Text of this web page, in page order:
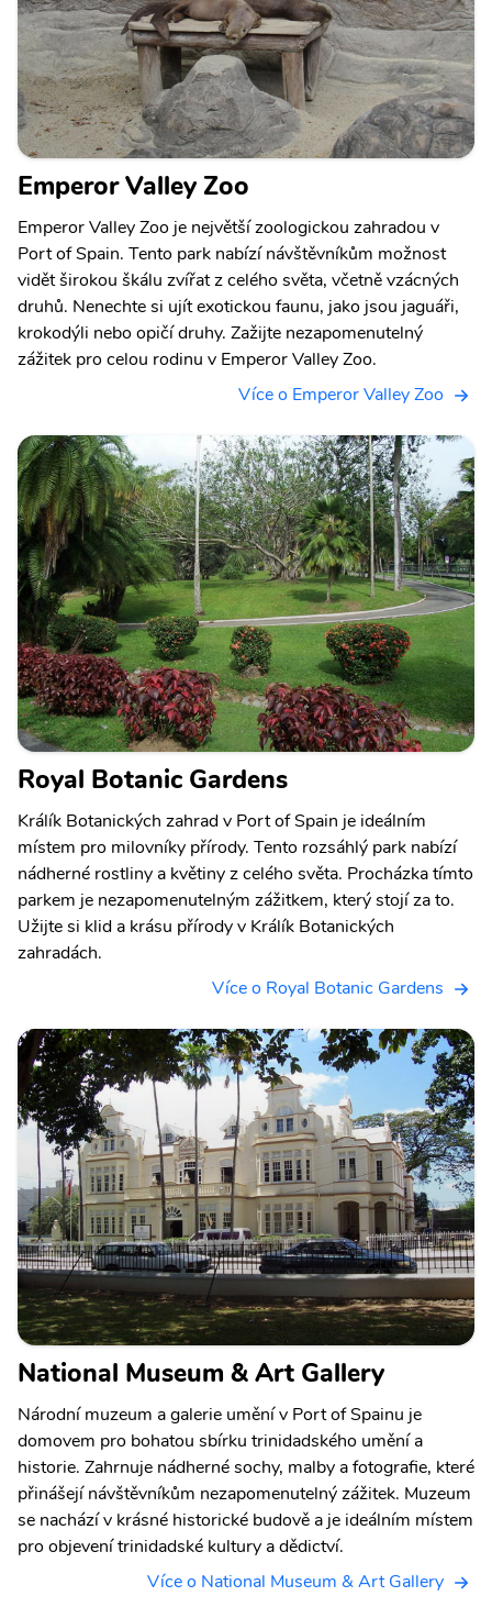
Emperor Valley Zoo
Emperor Valley Zoo je největší zoologickou zahradou v
Port of Spain. Tento park nabízí návštěvníkům možnost
vidět širokou škálu zvířat z celého světa, včetně vzácných
druhů. Nenechte si ujít exotickou faunu, jako jsou jaguáři,
krokodýli nebo opičí druhy. Zažijte nezapomenutelný
zážitek pro celou rodinu v Emperor Valley Zoo.
Více o Emperor Valley Zoo
Royal Botanic Gardens
Králík Botanických zahrad v Port of Spain je ideálním
místem pro milovníky přírody. Tento rozsáhlý park nabízí
nádherné rostliny a květiny z celého světa. Procházka tímto
parkem je nezapomenutelným zážitkem, který stojí za to.
Užijte si klid a krásu přírody v Králík Botanických
zahradách.
Více o Royal Botanic Gardens
National Museum & Art Gallery
Národní muzeum a galerie umění v Port of Spainu je
domovem pro bohatou sbírku trinidadského umění a
historie. Zahrnuje nádherné sochy, malby a fotografie, které
přinášejí návštěvníkům nezapomenutelný zážitek. Muzeum
se nachází v krásné historické budově a je ideálním místem
pro objevení trinidadské kultury a dědictví.
Více o National Museum & Art Gallery